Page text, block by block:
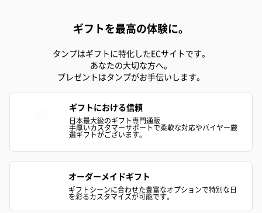
（レモン＆紅茶）（432
（バナナ味）（540円）
スキンケアグッズ
スキンケアグッズを同梱してお届けします。
ギフトを最高の体験に。
タンプはギフトに特化したECサイトです。
あなたの大切な方へ。
プレゼントはタンプがお手伝いします。
ギフトにおける信頼
日本最大級のギフト専門通販
手厚いカスタマーサポートで柔軟な対応やバイヤー厳
選ギフトがございます。
オーダーメイドギフト
ギフトシーンに合わせた豊富なオプションで特別な日
を彩るカスタマイズが可能です。